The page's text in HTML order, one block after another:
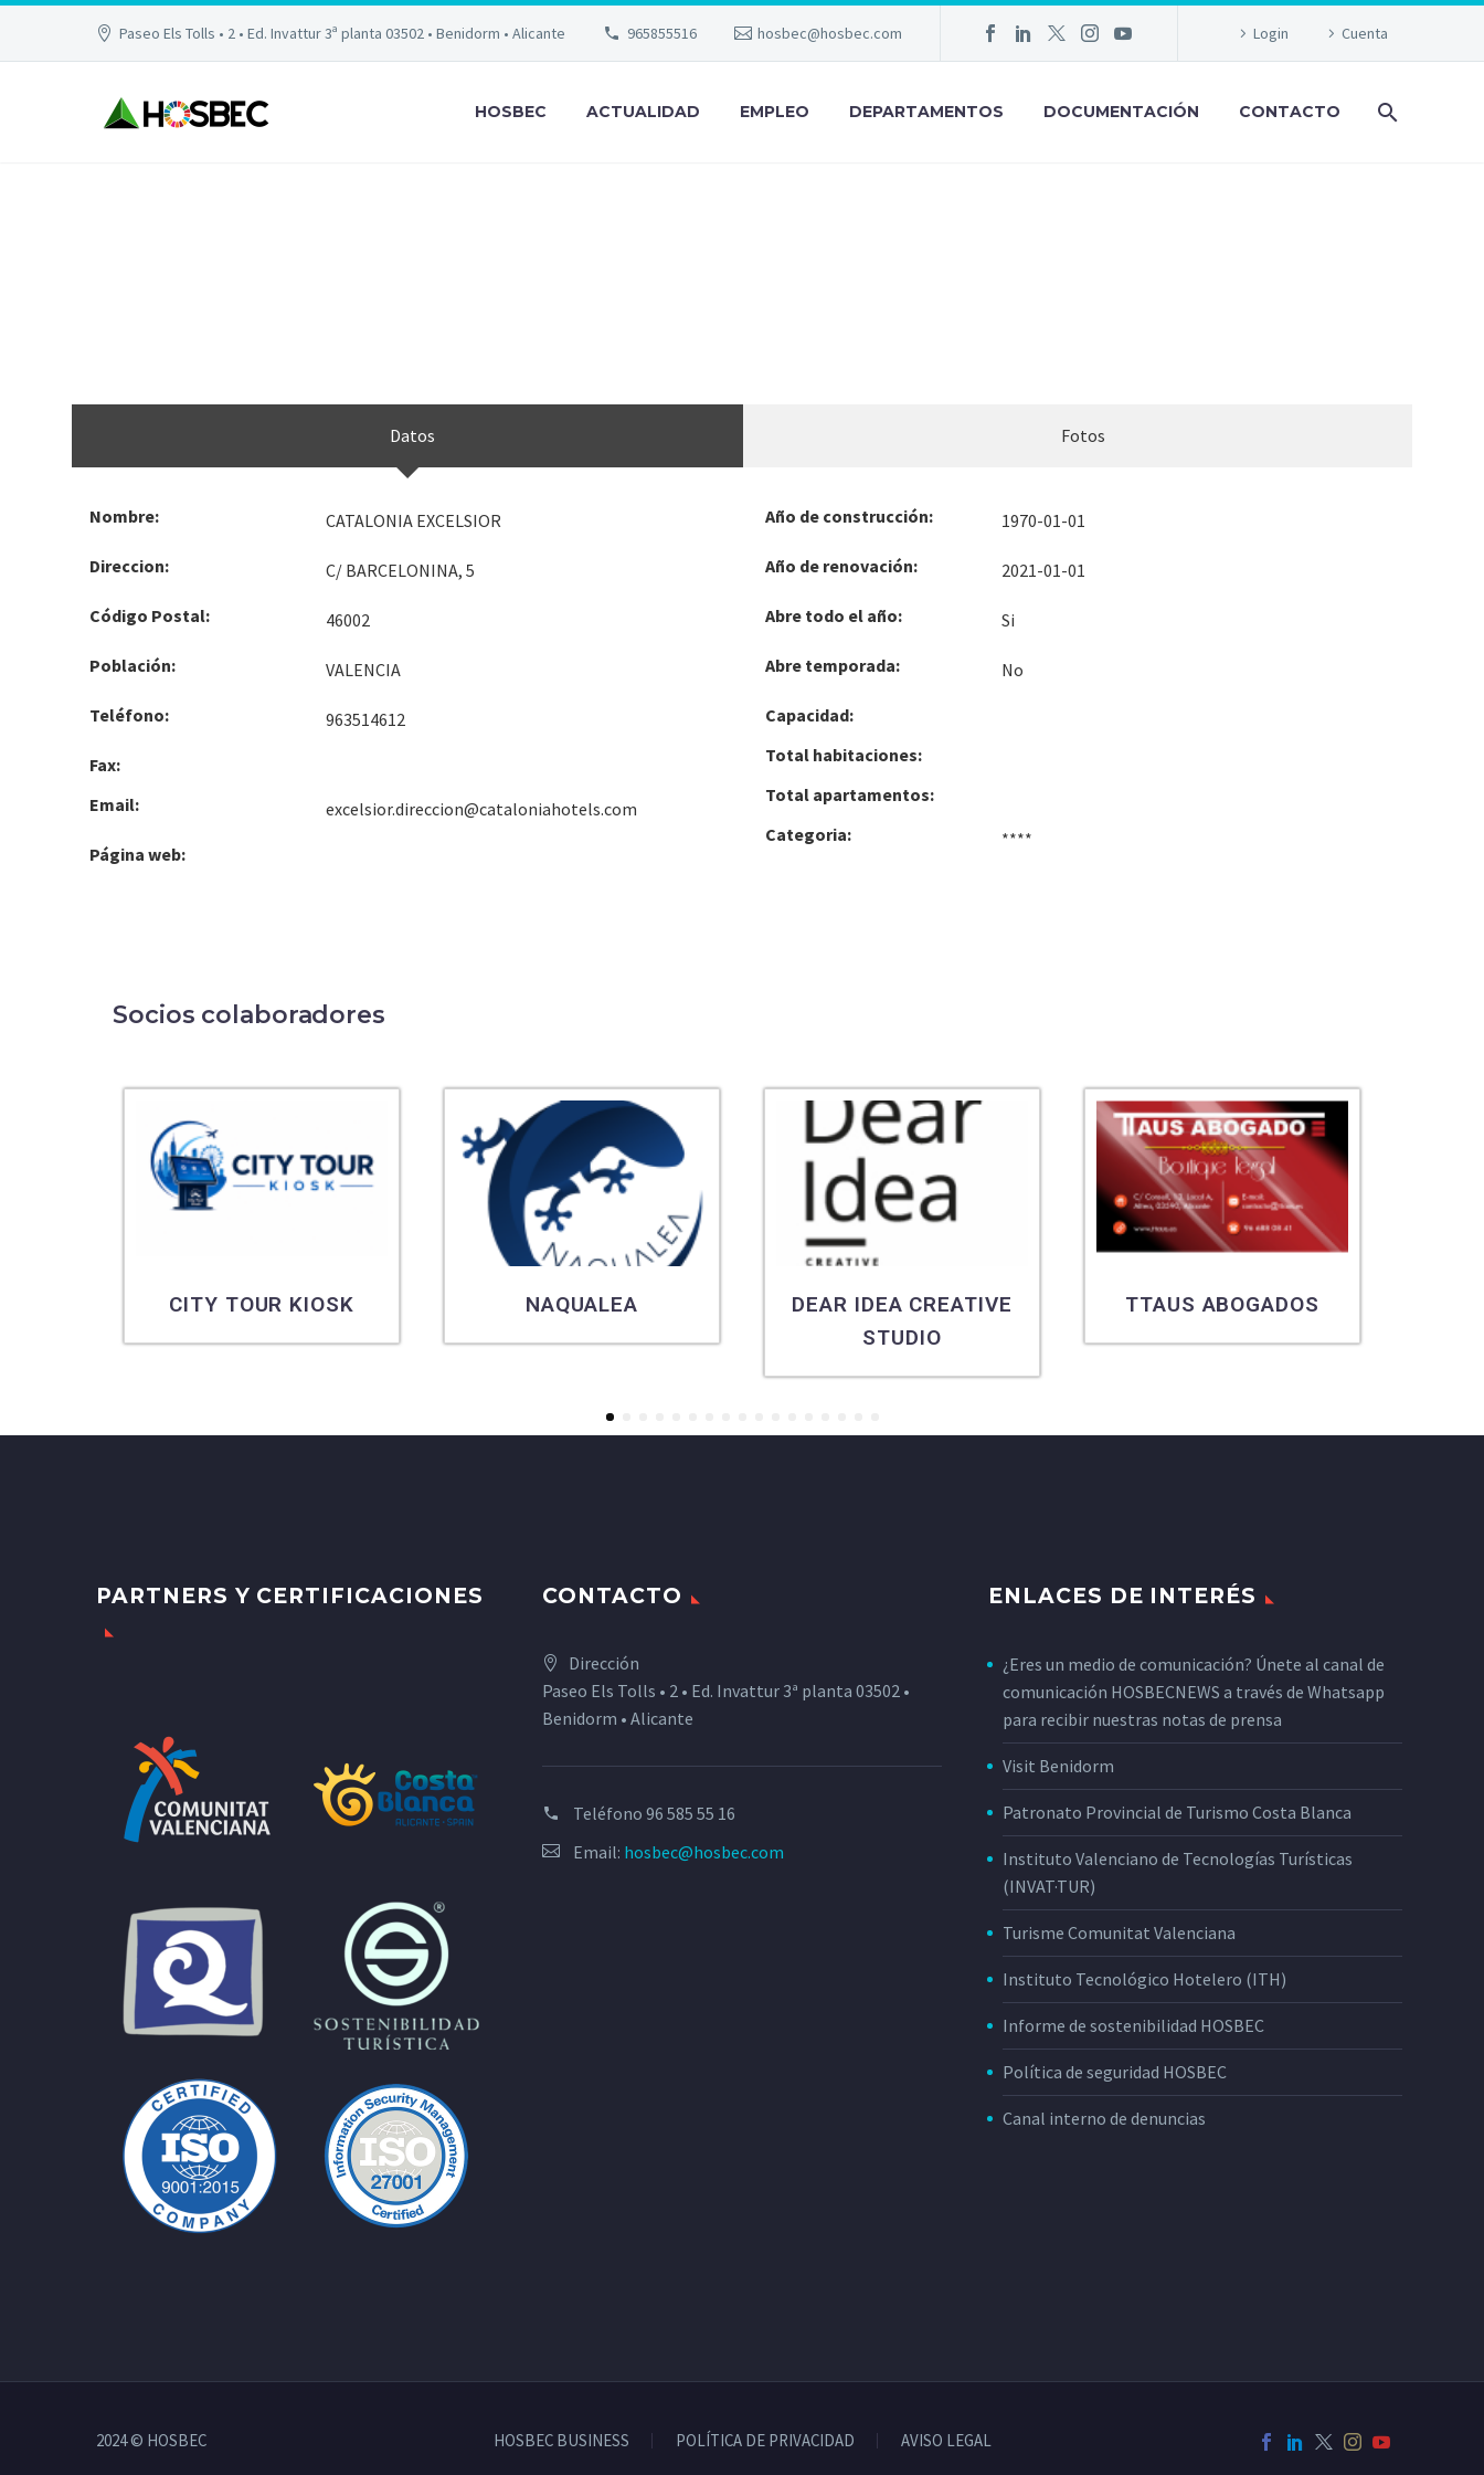
Paseo Els Tolls • 2 • Ed. Invattur 3ª planta 03502 • Benidorm • Alicante 965855516 hosbec@hosbec.com Login Cuenta
HOSBEC ACTUALIDAD EMPLEO DEPARTAMENTOS DOCUMENTACIÓN CONTACTO
Datos Fotos
Nombre: CATALONIA EXCELSIOR
Direccion: C/ BARCELONINA, 5
Código Postal: 46002
Población: VALENCIA
Teléfono: 963514612
Fax:
Email:
excelsior.direccion@cataloniahotels.com
Página web:
Año de construcción: 1970-01-01
Año de renovación: 2021-01-01
Abre todo el año: Si
Abre temporada: No
Capacidad:
Total habitaciones:
Total apartamentos:
Categoria:
****
Socios colaboradores
CITY TOUR KIOSK NAQUALEA
DEAR IDEA CREATIVE
STUDIO
TTAUS ABOGADOS
4
PARTNERS Y CERTIFICACIONES CONTACTO
Dirección
Paseo Els Tolls • 2 • Ed. Invattur 3ª planta 03502 •
Benidorm • Alicante
Teléfono 96 585 55 16
Email: hosbec@hosbec.com
ENLACES DE INTERÉS
¿Eres un medio de comunicación? Únete al canal de
comunicación HOSBECNEWS a través de Whatsapp
para recibir nuestras notas de prensa
Visit Benidorm
Patronato Provincial de Turismo Costa Blanca
Instituto Valenciano de Tecnologías Turísticas
(INVAT·TUR)
Turisme Comunitat Valenciana
Instituto Tecnológico Hotelero (ITH)
Informe de sostenibilidad HOSBEC
Política de seguridad HOSBEC
Canal interno de denuncias
HOSBEC BUSINESS POLÍTICA DE PRIVACIDAD AVISO LEGAL
2024 © HOSBEC